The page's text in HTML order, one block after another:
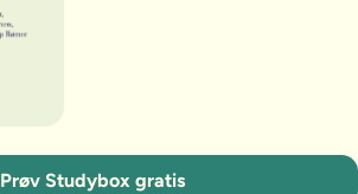
Prøv Studybox gratis